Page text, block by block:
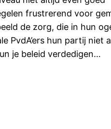
frustrerend voor
de zorg, die in hun
PvdA’ers hun partij niet
je beleid verdedigen…